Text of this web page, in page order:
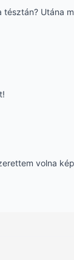
Utána
volna